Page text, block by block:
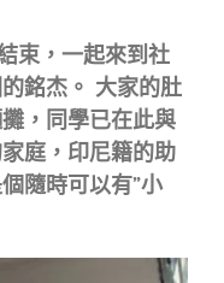
束，一起來到社
銘杰 。 大家的肚
，同學已在此與
庭，印尼籍的助
隨時可以有”小